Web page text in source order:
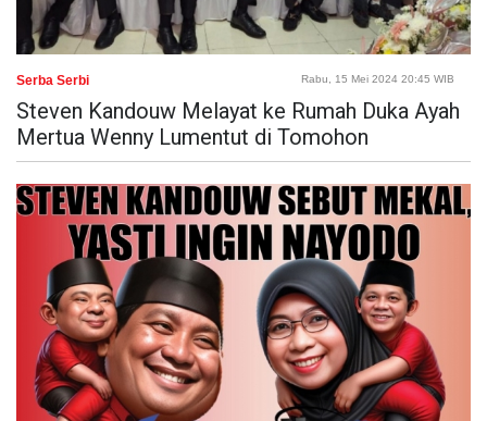
Serba Serbi Rabu, 15 Mei 2024 20:45 WIB
Steven Kandouw Melayat ke Rumah Duka Ayah
Mertua Wenny Lumentut di Tomohon